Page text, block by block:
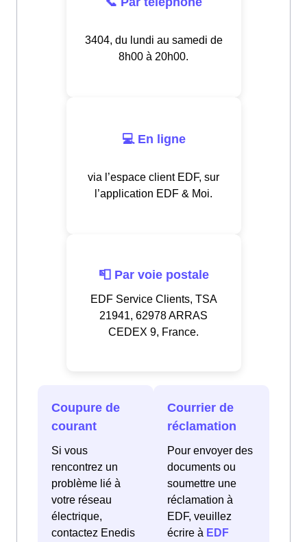
3404, du lundi au samedi de
8h00 à 20h00.
💻 En ligne
via l’espace client EDF, sur
l’application EDF & Moi.
📮 Par voie postale
EDF Service Clients, TSA
21941, 62978 ARRAS
CEDEX 9, France.
Coupure de
courant
Si vous
rencontrez un
problème lié à
votre réseau
électrique,
contactez Enedis
Courrier de
réclamation
Pour envoyer des
documents ou
soumettre une
réclamation à
EDF, veuillez
écrire à EDF